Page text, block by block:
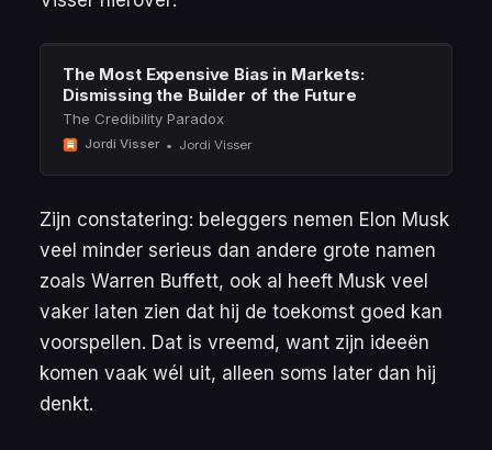
The Most Expensive Bias in Markets:
Dismissing the Builder of the Future
The Credibility Paradox
Jordi Visser Jordi Visser
Zijn constatering: beleggers nemen Elon Musk
veel minder serieus dan andere grote namen
zoals Warren Buffett, ook al heeft Musk veel
vaker laten zien dat hij de toekomst goed kan
voorspellen. Dat is vreemd, want zijn ideeën
komen vaak wél uit, alleen soms later dan hij
denkt.